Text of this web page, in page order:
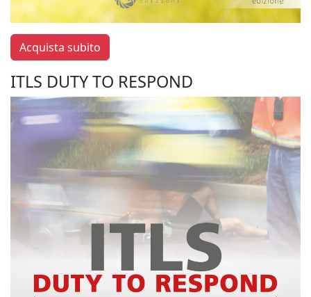
Acquista subito
ITLS DUTY TO RESPOND